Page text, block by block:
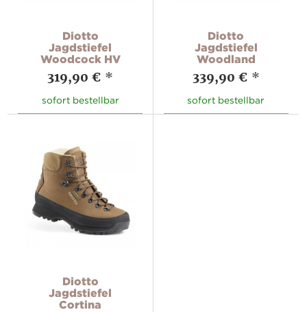
Diotto
Jagdstiefel
Woodcock HV
319,90 € *
sofort bestellbar
Diotto
Jagdstiefel
Woodland
339,90 € *
sofort bestellbar
Diotto
Jagdstiefel
Cortina